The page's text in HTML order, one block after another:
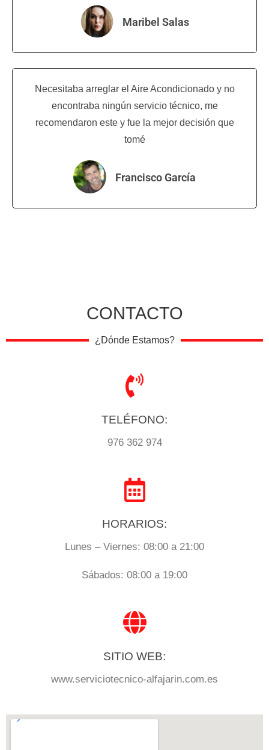
Maribel Salas
Necesitaba arreglar el Aire Acondicionado y no
encontraba ningún servicio técnico, me
recomendaron este y fue la mejor decisión que
tomé
Francisco García
CONTACTO
¿Dónde Estamos?
TELÉFONO:
976 362 974
HORARIOS:
Lunes – Viernes: 08:00 a 21:00
Sábados: 08:00 a 19:00
SITIO WEB:
www.serviciotecnico-alfajarin.com.es